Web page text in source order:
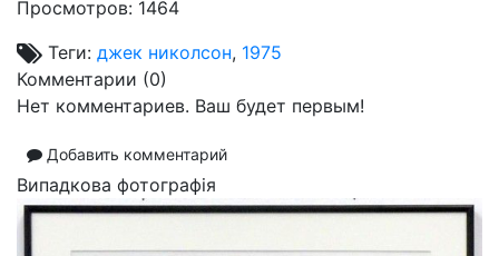
Просмотров: 1464
Теги: джек николсон, 1975
Комментарии (0)
Нет комментариев. Ваш будет первым!
Добавить комментарий
Випадкова фотографія